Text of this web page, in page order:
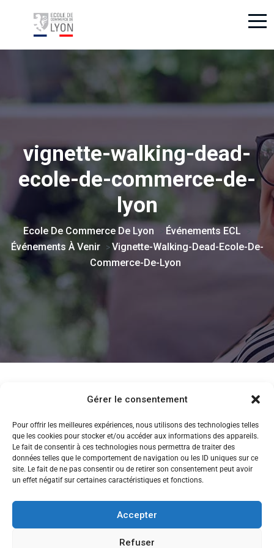
Gérer le consentement
Pour offrir les meilleures expériences, nous utilisons des technologies telles
que les cookies pour stocker et/ou accéder aux informations des appareils.
Le fait de consentir à ces technologies nous permettra de traiter des
données telles que le comportement de navigation ou les ID uniques sur ce
site. Le fait de ne pas consentir ou de retirer son consentement peut avoir
un effet négatif sur certaines caractéristiques et fonctions.
Accepter
Refuser
vignette-walking-dead-
ecole-de-commerce-de-
lyon
Ecole De Commerce De Lyon Événements ECL
Événements À Venir >Vignette-Walking-Dead-Ecole-De-
Commerce-De-Lyon